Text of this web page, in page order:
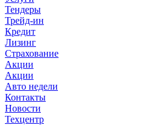
Тендеры
Трейд-ин
Кредит
Лизинг
Страхование
Акции
Акции
Авто недели
Контакты
Новости
Техцентр